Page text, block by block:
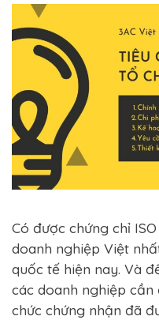
Có được chứng chỉ
doanh nghiệp Việt
quốc tế hiện nay. Và
các doanh nghiệp
chức chứng nhận đã